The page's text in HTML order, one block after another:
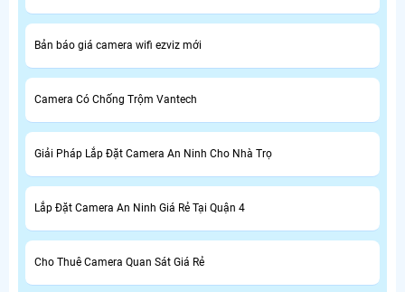
Bản báo giá camera wifi ezviz mới
Camera Có Chống Trộm Vantech
Giải Pháp Lắp Đặt Camera An Ninh Cho Nhà Trọ
Lắp Đặt Camera An Ninh Giá Rẻ Tại Quận 4
Cho Thuê Camera Quan Sát Giá Rẻ